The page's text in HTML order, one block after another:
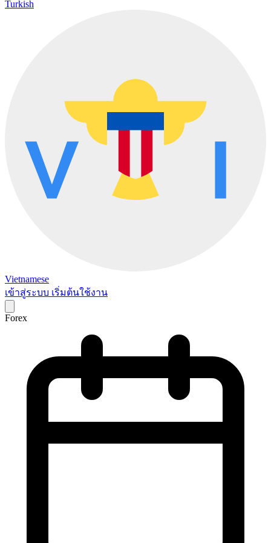
Turkish
Vietnamese
เข้าสู่ระบบ เริ่มต้นใช้งาน
Forex